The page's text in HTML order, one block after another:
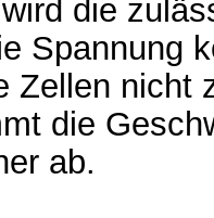
die
Spannung
Zellen nicht
die
ab.